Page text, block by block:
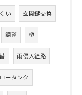
い 玄関鍵交換
調整 樋
雨侵入経路
ロータンク